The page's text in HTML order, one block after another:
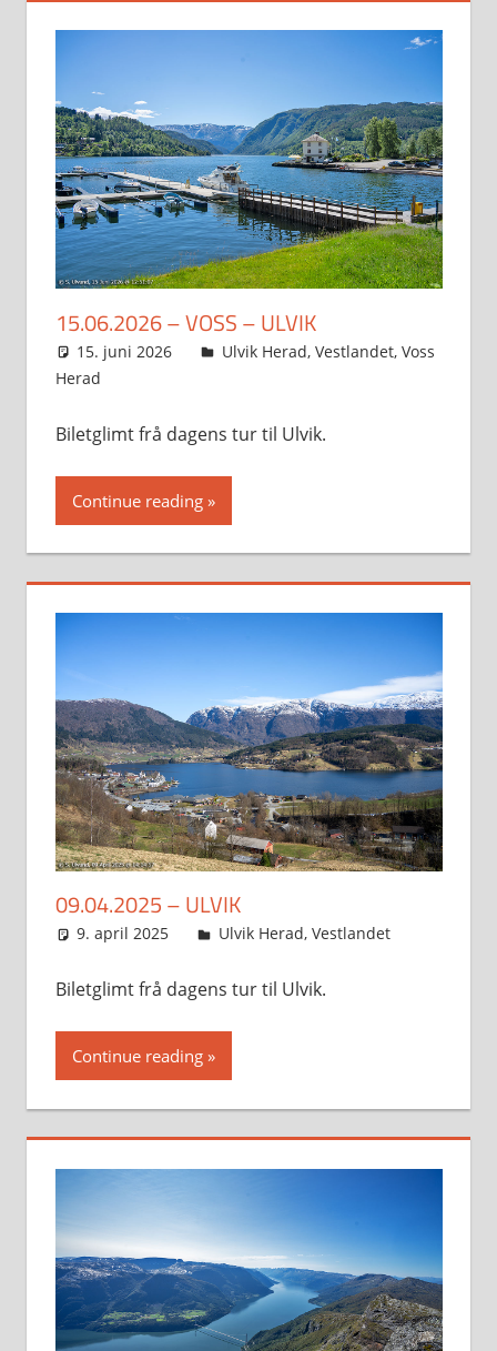
15.06.2026 – VOSS – ULVIK
15. juni 2026 Svein
Ulvik Herad, Vestlandet, Voss
Herad
Biletglimt frå dagens tur til Ulvik.
Continue reading
09.04.2025 – ULVIK
9. april 2025 Svein
Ulvik Herad, Vestlandet
Biletglimt frå dagens tur til Ulvik.
Continue reading